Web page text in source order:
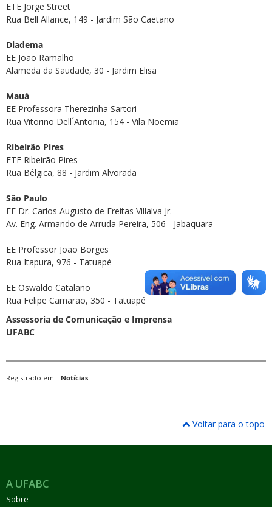
ETE Jorge Street
Rua Bell Allance, 149 - Jardim São Caetano
Diadema
EE João Ramalho
Alameda da Saudade, 30 - Jardim Elisa
Mauá
EE Professora Therezinha Sartori
Rua Vitorino Dell´Antonia, 154 - Vila Noemia
Ribeirão Pires
ETE Ribeirão Pires
Rua Bélgica, 88 - Jardim Alvorada
São Paulo
EE Dr. Carlos Augusto de Freitas Villalva Jr.
Av. Eng. Armando de Arruda Pereira, 506 - Jabaquara
EE Professor João Borges
Rua Itapura, 976 - Tatuapé
EE Oswaldo Catalano
Rua Felipe Camarão, 350 - Tatuapé
Assessoria de Comunicação e Imprensa
UFABC
Registrado em: Notícias
Voltar para o topo
A UFABC
Sobre